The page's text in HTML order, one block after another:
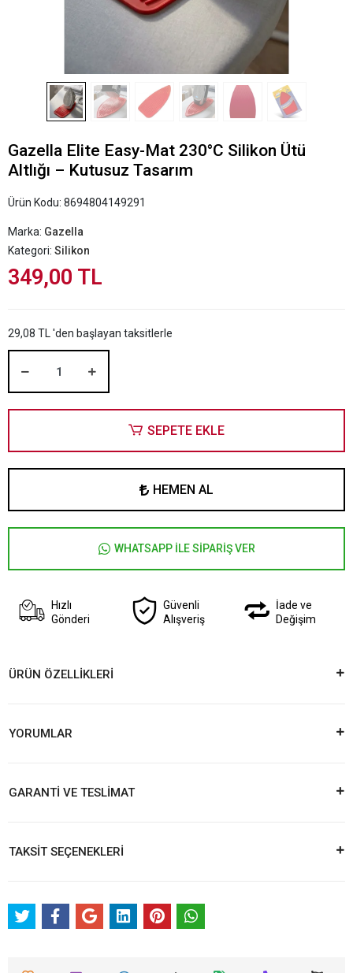
Gazella Elite Easy-Mat 230°C Silikon Ütü
Altlığı – Kutusuz Tasarım
Ürün Kodu: 8694804149291
Marka: Gazella
Kategori: Silikon
349,00 TL
29,08 TL 'den başlayan taksitlerle
SEPETE EKLE
HEMEN AL
WHATSAPP İLE SİPARİŞ VER
Hızlı
Gönderi
Güvenli
Alışveriş
İade ve
Değişim
ÜRÜN ÖZELLİKLERİ
YORUMLAR
GARANTİ VE TESLİMAT
TAKSİT SEÇENEKLERİ